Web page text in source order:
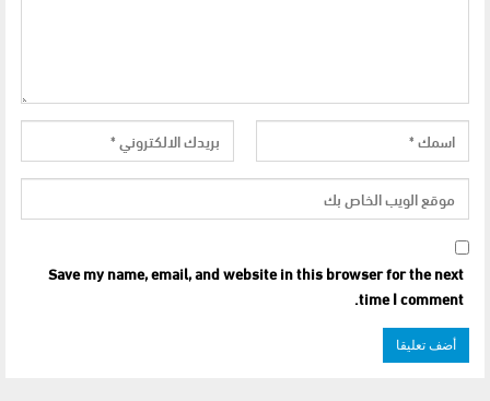
Save my name, email, and website in this browser for the next
time I comment.